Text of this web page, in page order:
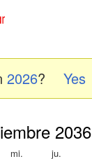
2026? Yes
2036
mi. ju.